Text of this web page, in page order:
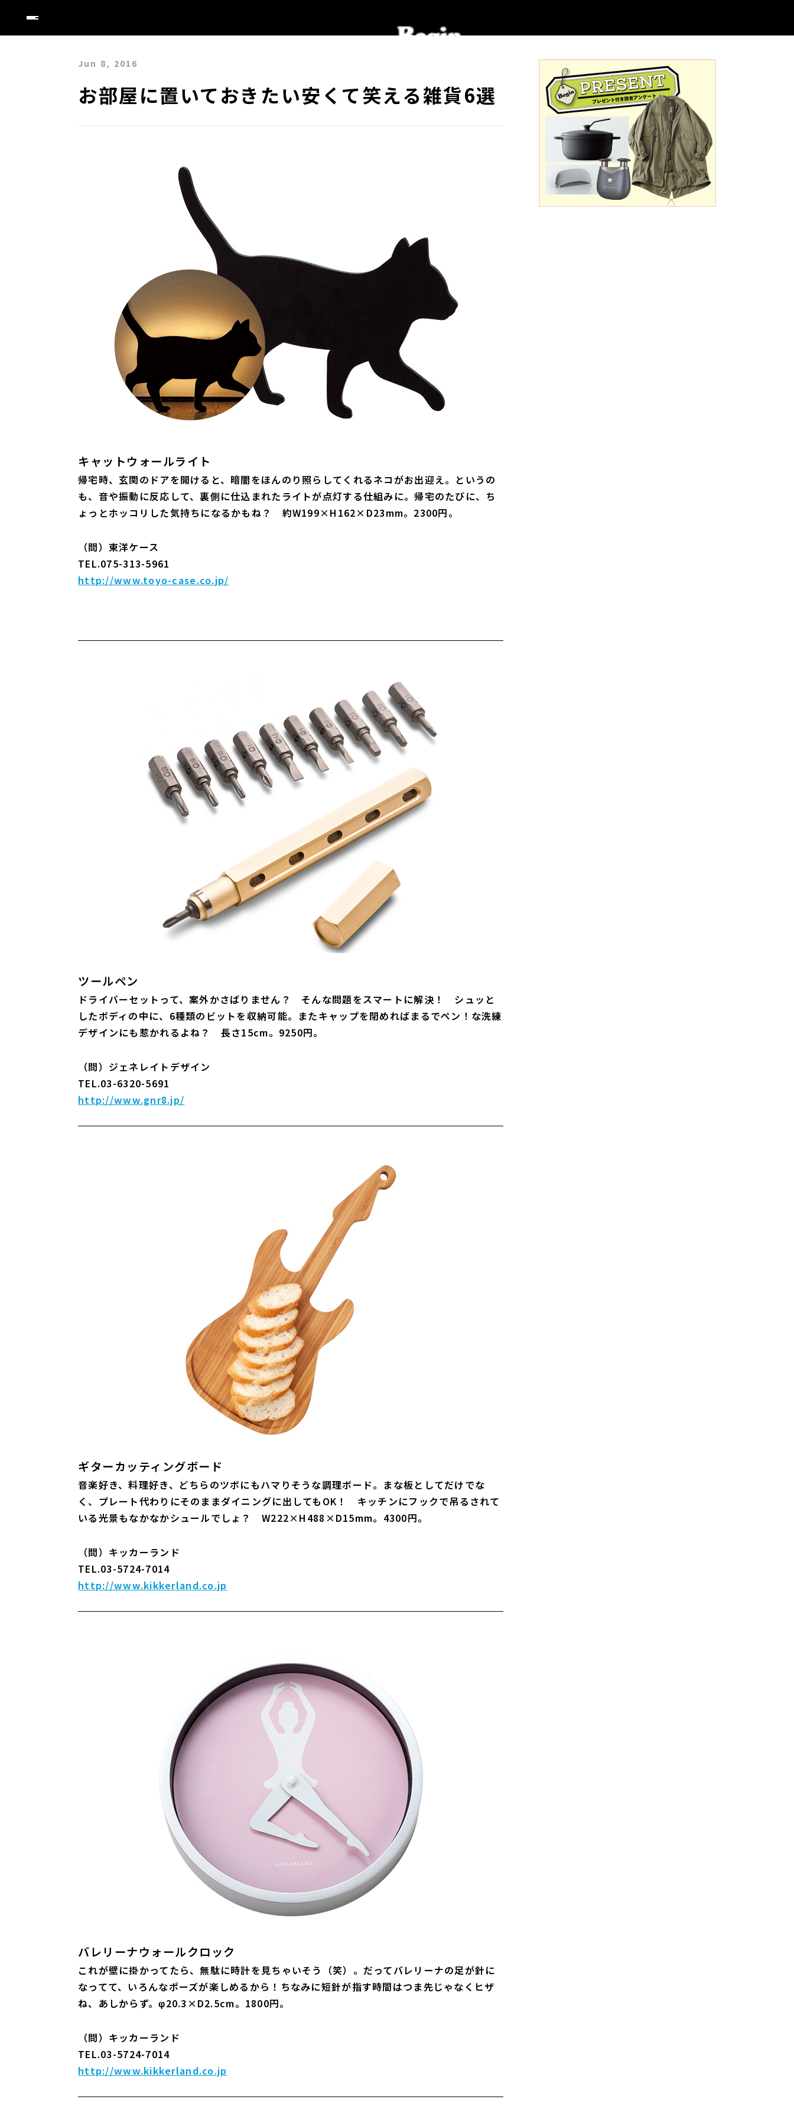
Jun 8, 2016
お部屋に置いておきたい安くて笑える雑貨6選
キャットウォールライト
帰宅時、玄関のドアを開けると、暗闇をほんのり照らしてくれるネコがお出迎え。というの
も、音や振動に反応して、裏側に仕込まれたライトが点灯する仕組みに。帰宅のたびに、ち
ょっとホッコリした気持ちになるかもね？ 約W199×H162×D23mm。2300円。
（問）東洋ケース
TEL.075-313-5961
http://www.toyo-case.co.jp/
ツールペン
ドライバーセットって、案外かさばりません？ そんな問題をスマートに解決！ シュッと
したボディの中に、6種類のビットを収納可能。またキャップを閉めればまるでペン！な洗練
デザインにも惹かれるよね？ 長さ15cm。9250円。
（問）ジェネレイトデザイン
TEL.03-6320-5691
http://www.gnr8.jp/
ギターカッティングボード
音楽好き、料理好き、どちらのツボにもハマりそうな調理ボード。まな板としてだけでな
く、プレート代わりにそのままダイニングに出してもOK！ キッチンにフックで吊るされて
いる光景もなかなかシュールでしょ？ W222×H488×D15mm。4300円。
（問）キッカーランド
TEL.03-5724-7014
http://www.kikkerland.co.jp
バレリーナウォールクロック
これが壁に掛かってたら、無駄に時計を見ちゃいそう（笑）。だってバレリーナの足が針に
なってて、いろんなポーズが楽しめるから！ちなみに短針が指す時間はつま先じゃなくヒザ
ね、あしからず。φ20.3×D2.5cm。1800円。
（問）キッカーランド
TEL.03-5724-7014
http://www.kikkerland.co.jp